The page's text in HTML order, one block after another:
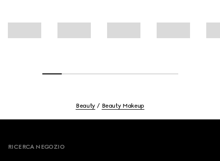
Beauty Beauty Makeup
RICERCA NEGOZIO